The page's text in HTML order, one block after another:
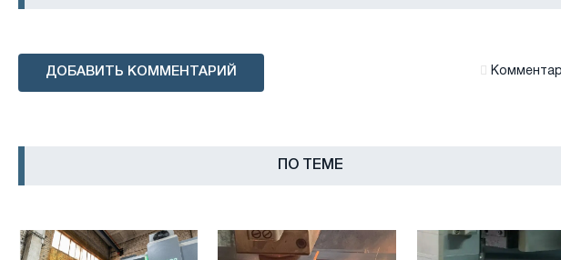
ДОБАВИТЬ КОММЕНТАРИЙ
ПО ТЕМЕ